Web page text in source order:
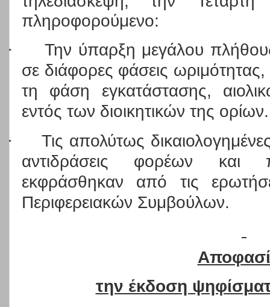
πληροφορούμενο:
·
Την ύπαρξη μεγάλου
σε διάφορες φάσεις
τη φάση εγκατάστασης,
εντός των διοικητικών της ορίων.
·
Τις απολύτως
αντιδράσεις φορέων και
εκφράσθηκαν από τις
Περιφερειακών Συμβούλων.
την έκδοση